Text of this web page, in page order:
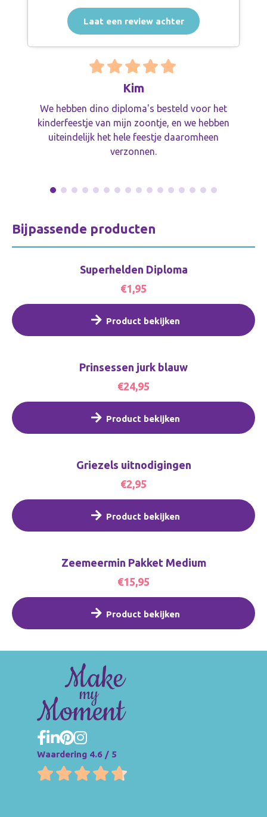
Laat een review achter
Kim
We hebben dino diploma's besteld voor het
kinderfeestje van mijn zoontje, en we hebben
uiteindelijk het hele feestje daaromheen
verzonnen.
Bijpassende producten
Superhelden Diploma
€1,95
Product bekijken
Prinsessen jurk blauw
€24,95
Product bekijken
Griezels uitnodigingen
€2,95
Product bekijken
Zeemeermin Pakket Medium
€15,95
Product bekijken
Waardering 4.6 / 5